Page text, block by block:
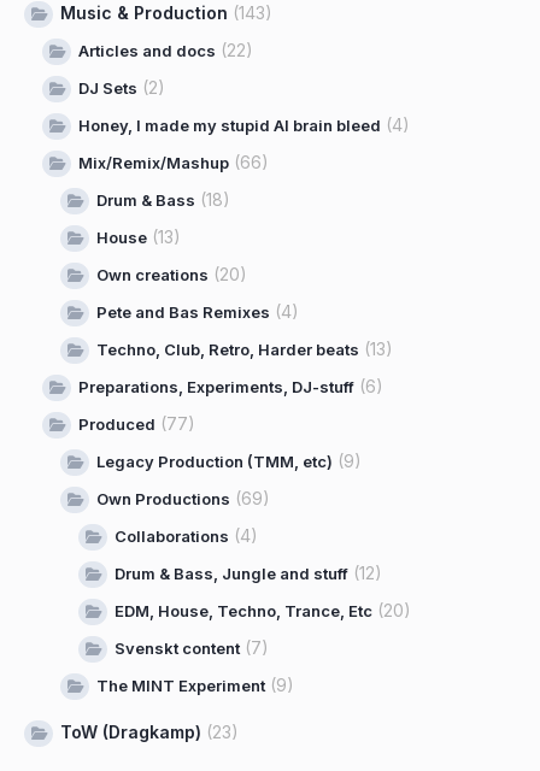
Music & Production (143)
Articles and docs (22)
DJ Sets (2)
Honey, I made my stupid AI brain bleed (4)
Mix/Remix/Mashup (66)
Drum & Bass (18)
House (13)
Own creations (20)
Pete and Bas Remixes (4)
Techno, Club, Retro, Harder beats (13)
Preparations, Experiments, DJ-stuff (6)
Produced (77)
Legacy Production (TMM, etc) (9)
Own Productions (69)
Collaborations (4)
Drum & Bass, Jungle and stuff (12)
EDM, House, Techno, Trance, Etc (20)
Svenskt content (7)
The MINT Experiment (9)
ToW (Dragkamp) (23)